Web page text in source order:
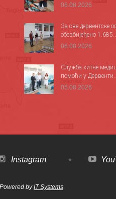
06.08.2026
За све дервентске
обезбијеђено
06.08.2026
Служба хитне
помоћи у
05.08.2026
Instagram
byIT Systems